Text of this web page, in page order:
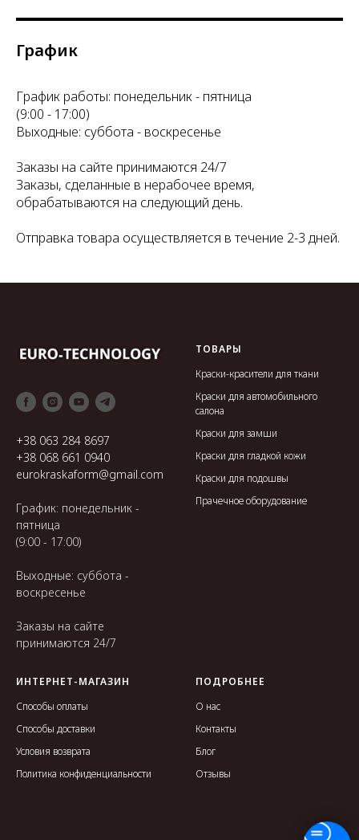
График
График работы: понедельник - пятница
(9:00 - 17:00)
Выходные: суббота - воскресенье
Заказы на сайте принимаются 24/7
Заказы, сделанные в нерабочее время,
обрабатываются на следующий день.
Отправка товара осуществляется в течение 2-3 дней.
+38 063 284 8697
+38 068 661 0940
eurokraskaform@gmail.com
График: понедельник -
пятница
(9:00 - 17:00)
Выходные: суббота -
воскресенье
Заказы на сайте
принимаются 24/7
ТОВАРЫ
Краски-красители для ткани
Краски для автомобильного
салона
Краски для замши
Краски для гладкой кожи
Краски для подошвы
Прачечное оборудование
ИНТЕРНЕТ-МАГАЗИН
Способы оплаты
Способы доставки
Условия возврата
Политика конфиденциальности
ПОДРОБНЕЕ
О нас
Контакты
Блог
Отзывы